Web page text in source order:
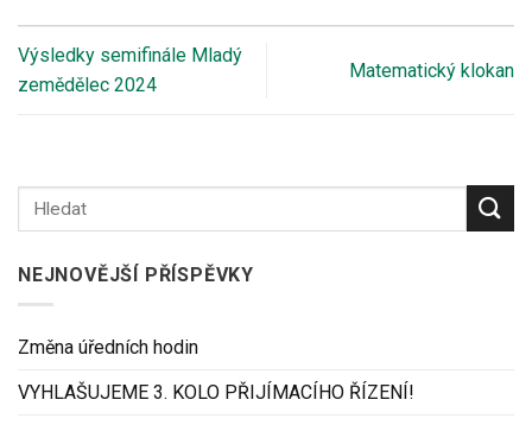
Výsledky semifinále Mladý
zemědělec 2024
Matematický klokan
NEJNOVĚJŠÍ PŘÍSPĚVKY
Změna úředních hodin
VYHLAŠUJEME 3. KOLO PŘIJÍMACÍHO ŘÍZENÍ!